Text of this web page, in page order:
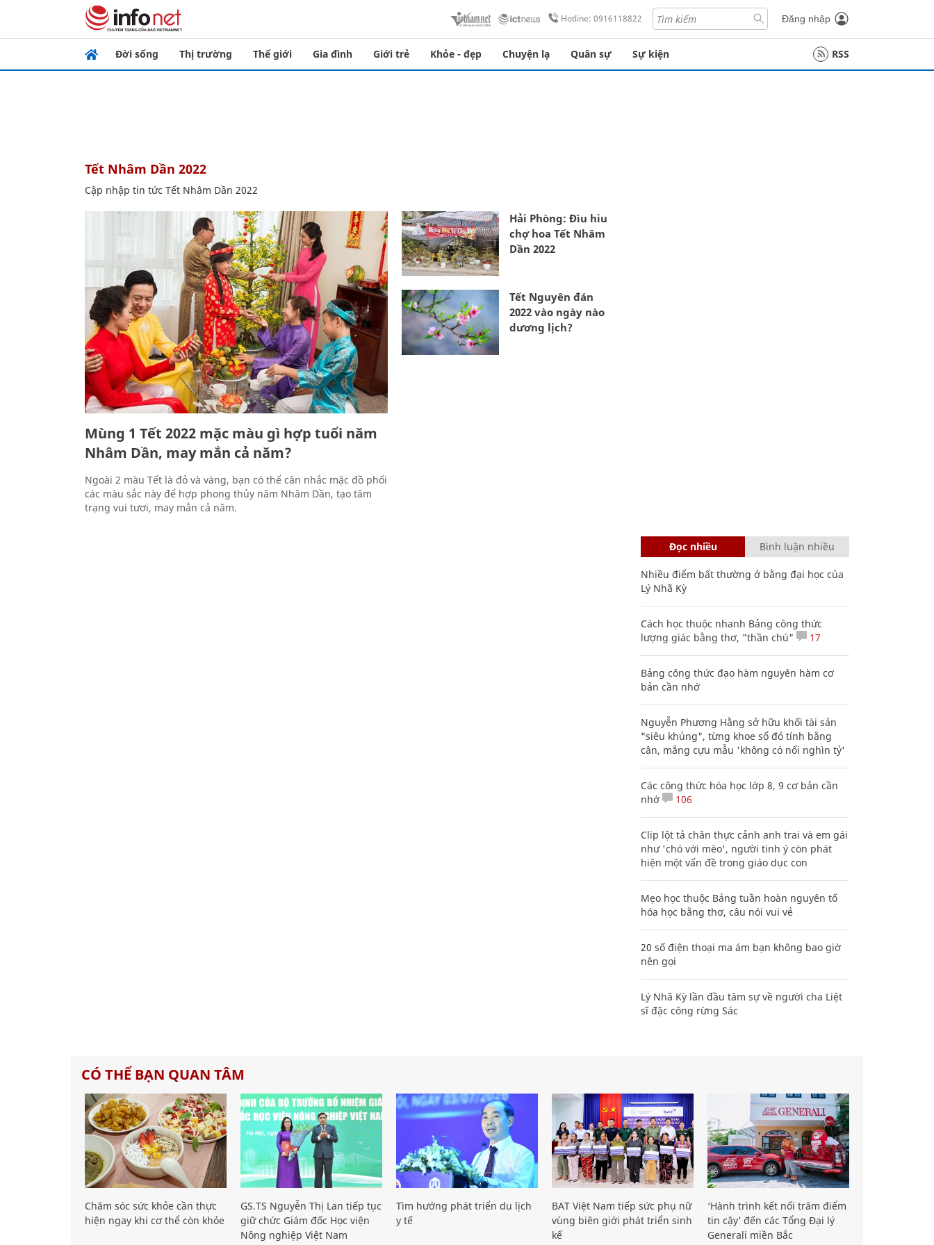
Hotline: 0916118822 Đăng nhập
Đời sống Thị trường Thế giới Gia đình Giới trẻ Khỏe - đẹp Chuyện lạ Quân sự Sự kiện RSS
Tết Nhâm Dần 2022
Cập nhập tin tức Tết Nhâm Dần 2022
Mùng 1 Tết 2022 mặc màu gì hợp tuổi năm
Nhâm Dần, may mắn cả năm?
Ngoài 2 màu Tết là đỏ và vàng, bạn có thể cân nhắc mặc đồ phối
các màu sắc này để hợp phong thủy năm Nhâm Dần, tạo tâm
trạng vui tươi, may mắn cả năm.
Hải Phòng: Đìu hiu
chợ hoa Tết Nhâm
Dần 2022
Tết Nguyên đán
2022 vào ngày nào
dương lịch?
Đọc nhiều Bình luận nhiều
Nhiều điểm bất thường ở bằng đại học của
Lý Nhã Kỳ
Cách học thuộc nhanh Bảng công thức
lượng giác bằng thơ, "thần chú"
17
Bảng công thức đạo hàm nguyên hàm cơ
bản cần nhớ
Nguyễn Phương Hằng sở hữu khối tài sản
"siêu khủng", từng khoe sổ đỏ tính bằng
cân, mắng cựu mẫu 'không có nổi nghìn tỷ'
Các công thức hóa học lớp 8, 9 cơ bản cần
nhớ
106
Clip lột tả chân thực cảnh anh trai và em gái
như 'chó với mèo', người tinh ý còn phát
hiện một vấn đề trong giáo dục con
Mẹo học thuộc Bảng tuần hoàn nguyên tố
hóa học bằng thơ, câu nói vui vẻ
20 số điện thoại ma ám bạn không bao giờ
nên gọi
Lý Nhã Kỳ lần đầu tâm sự về người cha Liệt
sĩ đặc công rừng Sác
CÓ THỂ BẠN QUAN TÂM
Chăm sóc sức khỏe cần thực
hiện ngay khi cơ thể còn khỏe
GS.TS Nguyễn Thị Lan tiếp tục
giữ chức Giám đốc Học viện
Nông nghiệp Việt Nam
Tìm hướng phát triển du lịch
y tế
BAT Việt Nam tiếp sức phụ nữ
vùng biên giới phát triển sinh
kế
‘Hành trình kết nối trăm điểm
tin cậy’ đến các Tổng Đại lý
Generali miền Bắc